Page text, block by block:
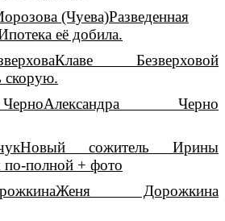
Разведенная
её добила.
Клаве Безверховой
скорую.
Александра Черно
Новый сожитель Ирины
полной + фото
Женя Дорожкина